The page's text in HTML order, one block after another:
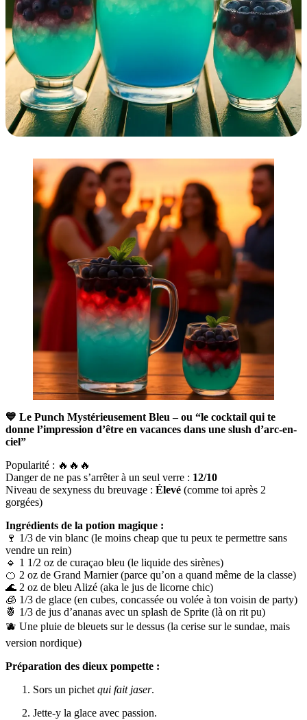
💙 Le Punch Mystérieusement Bleu – ou “le cocktail qui te
donne l’impression d’être en vacances dans une slush d’arc-en-
ciel”
Popularité : 🔥🔥🔥
Danger de ne pas s’arrêter à un seul verre : 12/10
Niveau de sexyness du breuvage : Élevé (comme toi après 2
gorgées)
Ingrédients de la potion magique :
🍷 1/3 de vin blanc (le moins cheap que tu peux te permettre sans
vendre un rein)
🔹 1 1/2 oz de curaçao bleu (le liquide des sirènes)
🍊 2 oz de Grand Marnier (parce qu’on a quand même de la classe)
🌊 2 oz de bleu Alizé (aka le jus de licorne chic)
🧊 1/3 de glace (en cubes, concassée ou volée à ton voisin de party)
🍍 1/3 de jus d’ananas avec un splash de Sprite (là on rit pu)
🫐 Une pluie de bleuets sur le dessus (la cerise sur le sundae, mais
version nordique)
Préparation des dieux pompette :
Sors un pichet qui fait jaser.
Jette-y la glace avec passion.